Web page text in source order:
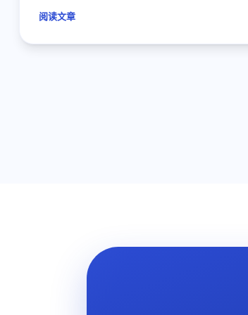
阅读文章